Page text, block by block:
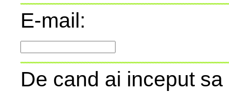
E-mail:
De cand ai inceput